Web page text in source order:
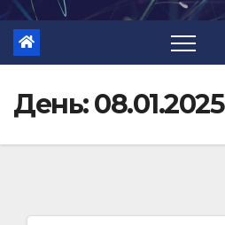
День:08.01.2025